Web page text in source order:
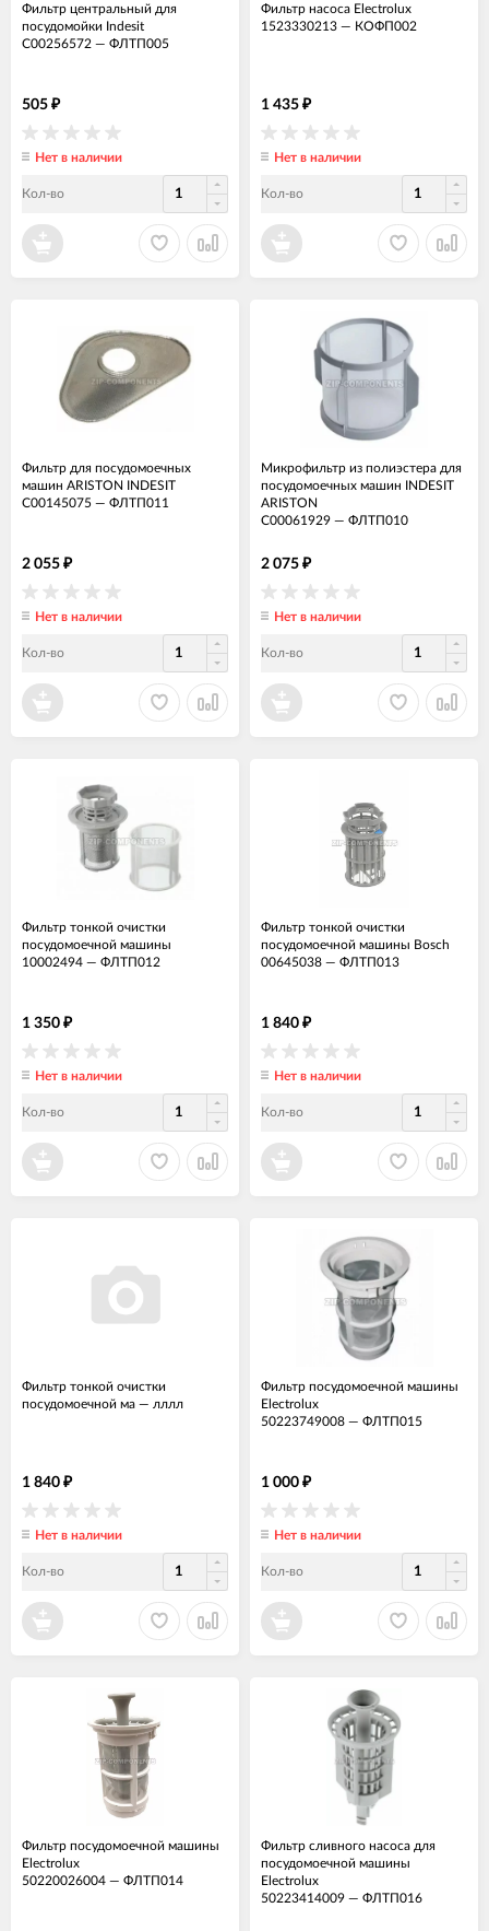
Фильтр центральный для
посудомойки Indesit
C00256572 — ФЛТП005
505 ₽
Нет в наличии
Кол-во
Фильтр насоса Electrolux
1523330213 — КОФП002
1 435 ₽
Нет в наличии
Кол-во
Фильтр для посудомоечных
машин ARISTON INDESIT
C00145075 — ФЛТП011
2 055 ₽
Нет в наличии
Кол-во
Микрофильтр из полиэстера для
посудомоечных машин INDESIT
ARISTON
C00061929 — ФЛТП010
2 075 ₽
Нет в наличии
Кол-во
Фильтр тонкой очистки
посудомоечной машины
10002494 — ФЛТП012
1 350 ₽
Нет в наличии
Кол-во
Фильтр тонкой очистки
посудомоечной машины Bosch
00645038 — ФЛТП013
1 840 ₽
Нет в наличии
Кол-во
Фильтр тонкой очистки
посудомоечной ма — лллл
1 840 ₽
Нет в наличии
Кол-во
Фильтр посудомоечной машины
Electrolux
50223749008 — ФЛТП015
1 000 ₽
Нет в наличии
Кол-во
Фильтр посудомоечной машины
Electrolux
50220026004 — ФЛТП014
Фильтр сливного насоса для
посудомоечной машины
Electrolux
50223414009 — ФЛТП016